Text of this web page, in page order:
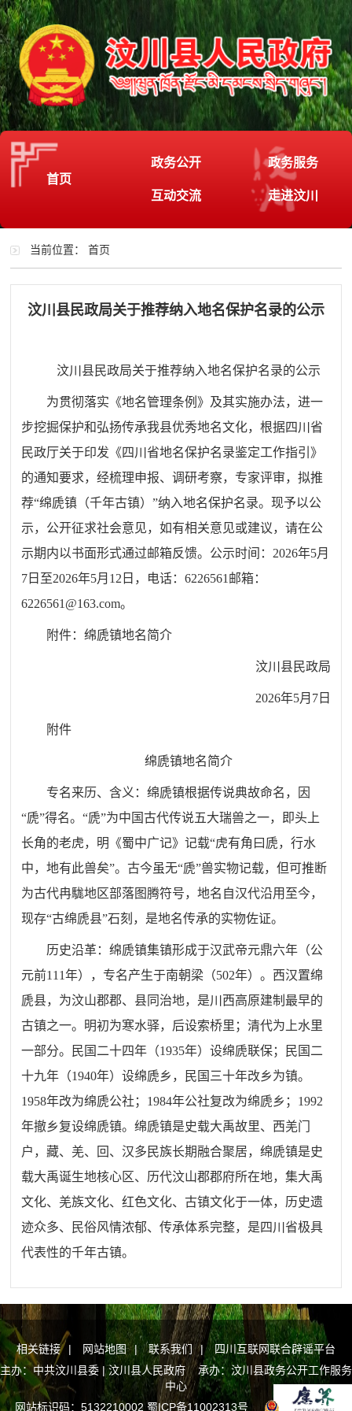
首页
政务公开 政务服务
互动交流 走进汶川
当前位置：首页
汶川县民政局关于推荐纳入地名保护名录的公示
汶川县民政局关于推荐纳入地名保护名录的公示
为贯彻落实《地名管理条例》及其实施办法，进一
步挖掘保护和弘扬传承我县优秀地名文化，根据四川省
民政厅关于印发《四川省地名保护名录鉴定工作指引》
的通知要求，经梳理申报、调研考察，专家评审，拟推
荐“绵虒镇（千年古镇）”纳入地名保护名录。现予以公
示，公开征求社会意见，如有相关意见或建议，请在公
示期内以书面形式通过邮箱反馈。公示时间：2026年5月
7日至2026年5月12日，电话：6226561邮箱：
6226561@163.com。
附件：绵虒镇地名简介
汶川县民政局
2026年5月7日
附件
绵虒镇地名简介
专名来历、含义：绵虒镇根据传说典故命名，因
“虒”得名。“虒”为中国古代传说五大瑞兽之一，即头上
长角的老虎，明《蜀中广记》记载“虎有角曰虒，行水
中，地有此兽矣”。古今虽无“虒”兽实物记载，但可推断
为古代冉駹地区部落图腾符号，地名自汉代沿用至今，
现存“古绵虒县”石刻，是地名传承的实物佐证。
历史沿革：绵虒镇集镇形成于汉武帝元鼎六年（公
元前111年），专名产生于南朝梁（502年）。西汉置绵
虒县，为汶山郡郡、县同治地，是川西高原建制最早的
古镇之一。明初为寒水驿，后设索桥里；清代为上水里
一部分。民国二十四年（1935年）设绵虒联保；民国二
十九年（1940年）设绵虒乡，民国三十年改乡为镇。
1958年改为绵虒公社；1984年公社复改为绵虒乡；1992
年撤乡复设绵虒镇。绵虒镇是史载大禹故里、西羌门
户，藏、羌、回、汉多民族长期融合聚居，绵虒镇是史
载大禹诞生地核心区、历代汶山郡郡府所在地，集大禹
文化、羌族文化、红色文化、古镇文化于一体，历史遗
迹众多、民俗风情浓郁、传承体系完整，是四川省极具
代表性的千年古镇。
相关链接 | 网站地图 | 联系我们 |
四川互联网联合辟谣平台
主办：中共汶川县委 | 汶川县人民政府 承办：汶川县政务公开工作服务
中心
网站标识码：5132210002蜀ICP备11002313号 川公网安备